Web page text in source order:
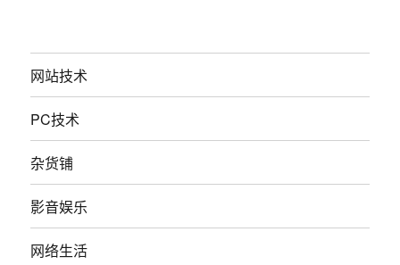
网站技术
PC技术
杂货铺
影音娱乐
网络生活